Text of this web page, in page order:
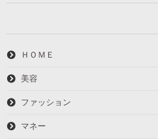
ＨＯＭＥ
美容
ファッション
マネー